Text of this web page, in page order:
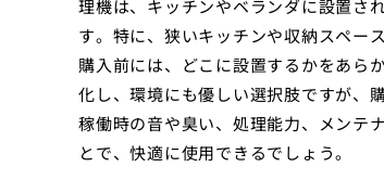
理機は、キッチンやベランダに設置さ
す。特に、狭いキッチンや収納スペー
購入前には、どこに設置するかをあら
化し、環境にも優しい選択肢ですが、
稼働時の音や臭い、処理能力、メンテ
とで、快適に使用できるでしょう。